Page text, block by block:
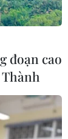
đoạn cao